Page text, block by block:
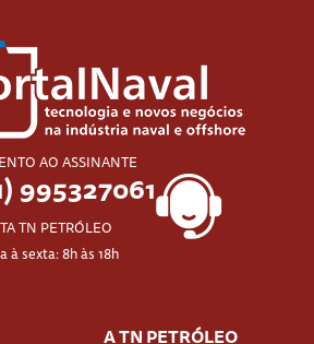
AO ASSINANTE
995327061
TN PETRÓLEO
à sexta: 8h às 18h
A TN PETRÓLEO